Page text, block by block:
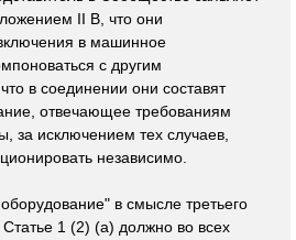
II B, что они
в машинное
с другим
в соединении они составят
отвечающее требованиям
за исключением тех случаев,
независимо.
в смысле третьего
Статье 1 (2) (a) должно во всех